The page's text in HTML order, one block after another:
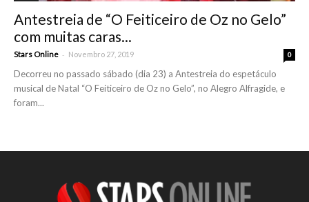
Antestreia de “O Feiticeiro de Oz no Gelo”
com muitas caras...
Stars Online - Novembro 27, 2019 0
Decorreu no passado sábado (dia 23) a Antestreia do espetáculo
musical de Natal “O Feiticeiro de Oz no Gelo”, no Alegro Alfragide, e
foram...